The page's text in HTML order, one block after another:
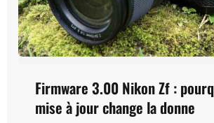
Firmware 3.00 Nikon Zf :
mise à jour change la donne